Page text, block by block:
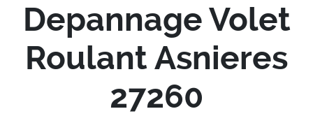
Depannage Volet
Roulant Asnieres
27260